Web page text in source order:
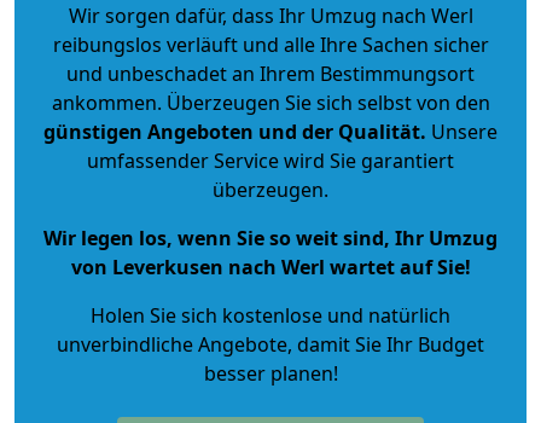
Wir sorgen dafür, dass Ihr Umzug nach Werl
reibungslos verläuft und alle Ihre Sachen sicher
und unbeschadet an Ihrem Bestimmungsort
ankommen. Überzeugen Sie sich selbst von den
günstigen Angeboten und der Qualität. Unsere
umfassender Service wird Sie garantiert
überzeugen.
Wir legen los, wenn Sie so weit sind, Ihr Umzug
von Leverkusen nach Werl wartet auf Sie!
Holen Sie sich kostenlose und natürlich
unverbindliche Angebote, damit Sie Ihr Budget
besser planen!